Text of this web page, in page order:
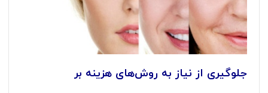
جلوگیری از نیاز به روش‌های هزینه بر